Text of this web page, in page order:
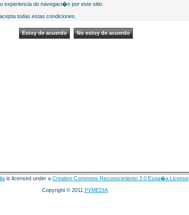
de navegaci�n por este sitio.
todas estas condiciones.
is licensed under a Creative Commons Reconocimiento 3.0 Espa�a License
Copyright © 2011 PYMEDIA